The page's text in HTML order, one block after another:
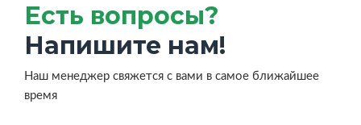
Есть вопросы?
Напишите нам!
Наш менеджер свяжется с вами в самое ближайшее
время